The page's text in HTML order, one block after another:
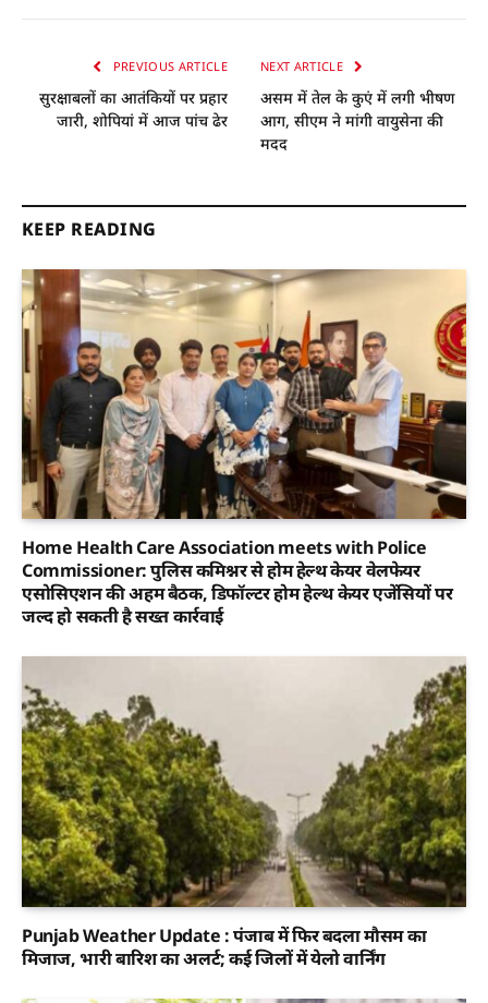
PREVIOUS ARTICLE
सुरक्षाबलों का आतंकियों पर प्रहार
जारी, शोपियां में आज पांच ढेर
NEXT ARTICLE
असम में तेल के कुएं में लगी भीषण
आग, सीएम ने मांगी वायुसेना की
मदद
KEEP READING
Home Health Care Association meets with Police
Commissioner: पुलिस कमिश्नर से होम हेल्थ केयर वेलफेयर
एसोसिएशन की अहम बैठक, डिफॉल्टर होम हेल्थ केयर एजेंसियों पर
जल्द हो सकती है सख्त कार्रवाई
Punjab Weather Update : पंजाब में फिर बदला मौसम का
मिजाज, भारी बारिश का अलर्ट; कई जिलों में येलो वार्निंग